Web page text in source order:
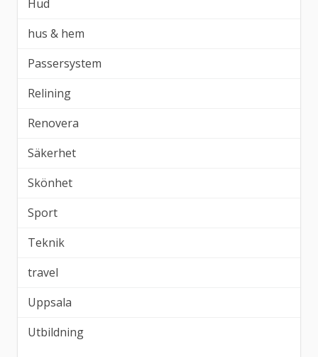
Hud
hus & hem
Passersystem
Relining
Renovera
Säkerhet
Skönhet
Sport
Teknik
travel
Uppsala
Utbildning